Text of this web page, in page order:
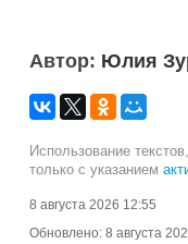
Автор: Юлия
Использование
только с указанием
8 августа 2026 12:55
Обновлено: 8 августа